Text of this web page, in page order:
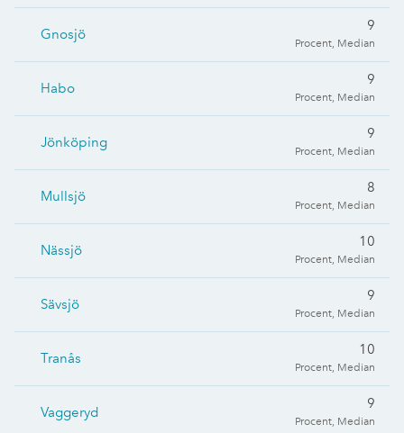
Gnosjö
9
Procent, Median
Habo
9
Procent, Median
Jönköping
9
Procent, Median
Mullsjö
8
Procent, Median
Nässjö
10
Procent, Median
Sävsjö
9
Procent, Median
Tranås
10
Procent, Median
Vaggeryd
9
Procent, Median